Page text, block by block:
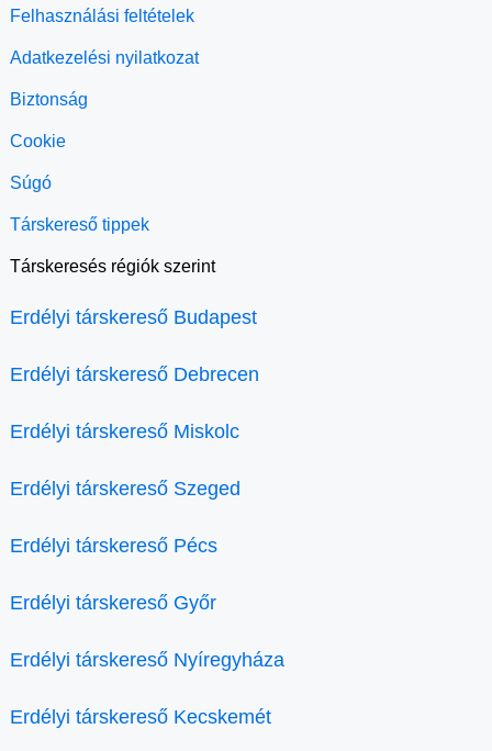
Felhasználási feltételek
Adatkezelési nyilatkozat
Biztonság
Cookie
Súgó
Társkereső tippek
Társkeresés régiók szerint
Erdélyi társkereső Budapest
Erdélyi társkereső Debrecen
Erdélyi társkereső Miskolc
Erdélyi társkereső Szeged
Erdélyi társkereső Pécs
Erdélyi társkereső Győr
Erdélyi társkereső Nyíregyháza
Erdélyi társkereső Kecskemét